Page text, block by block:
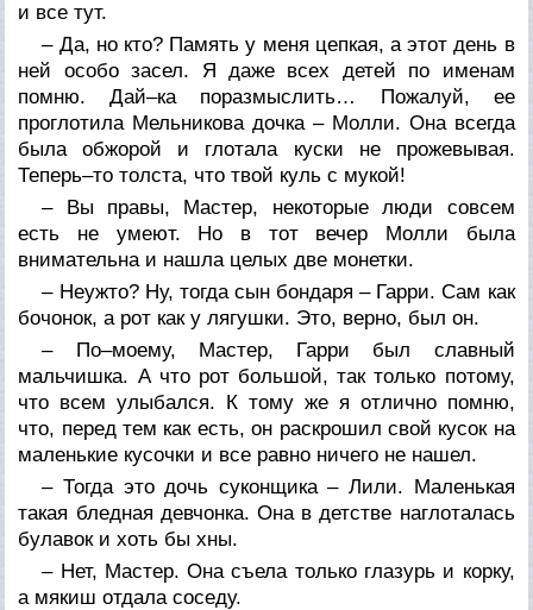
и все тут.
– Да, но кто? Память у меня цепкая, а этот день в
ней особо засел. Я даже всех детей по именам
помню. Дай–ка поразмыслить… Пожалуй, ее
проглотила Мельникова дочка – Молли. Она всегда
была обжорой и глотала куски не прожевывая.
Теперь–то толста, что твой куль с мукой!
– Вы правы, Мастер, некоторые люди совсем
есть не умеют. Но в тот вечер Молли была
внимательна и нашла целых две монетки.
– Неужто? Ну, тогда сын бондаря – Гарри. Сам как
бочонок, а рот как у лягушки. Это, верно, был он.
– По–моему, Мастер, Гарри был славный
мальчишка. А что рот большой, так только потому,
что всем улыбался. К тому же я отлично помню,
что, перед тем как есть, он раскрошил свой кусок на
маленькие кусочки и все равно ничего не нашел.
– Тогда это дочь суконщика – Лили. Маленькая
такая бледная девчонка. Она в детстве наглоталась
булавок и хоть бы хны.
– Нет, Мастер. Она съела только глазурь и корку,
а мякиш отдала соседу.